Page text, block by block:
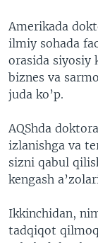
Amerikada
ilmiy sohada
orasida siyosiy
biznes va
juda ko’p.
AQShda
izlanishga va
sizni qabul
kengash
Ikkinchidan,
tadqiqot